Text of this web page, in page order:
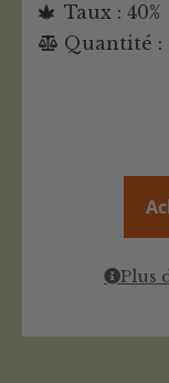
Taux : 40%
Quantité :
Plus